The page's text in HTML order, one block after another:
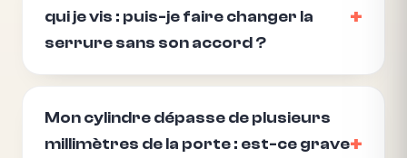
qui je vis : puis-je faire changer la
serrure sans son accord ?
Mon cylindre dépasse de plusieurs
millimètres de la porte : est-ce grave